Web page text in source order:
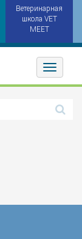
Ветеринарная
школа VET
MEET
Toggler